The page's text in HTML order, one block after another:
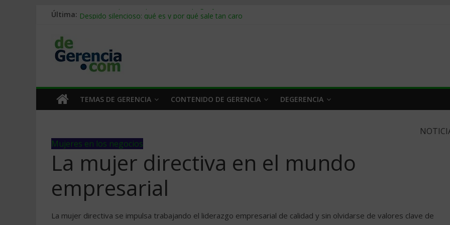
Última: Stablecoins para empresas: cómo pagar y cobrar en 2026
Trabajo forzoso en la cadena de suministro: qué hacer
Mercado hispano de EE. UU.: cómo segmentarlo y venderle
TEMAS DE GERENCIA CONTENIDO DE GERENCIA DEGERENCIA
Mujeres en los negocios
La mujer directiva en el mundo
empresarial
La mujer directiva se impulsa trabajando el liderazgo empresarial de calidad y sin olvidarse de valores clave de